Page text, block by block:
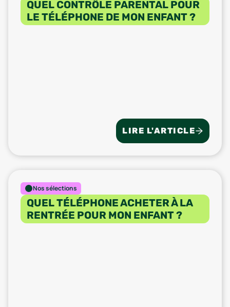
QUEL CONTRÔLE PARENTAL POUR
LE TÉLÉPHONE DE MON ENFANT ?
LIRE L'ARTICLE
Nos sélections
QUEL TÉLÉPHONE ACHETER À LA
RENTRÉE POUR MON ENFANT ?